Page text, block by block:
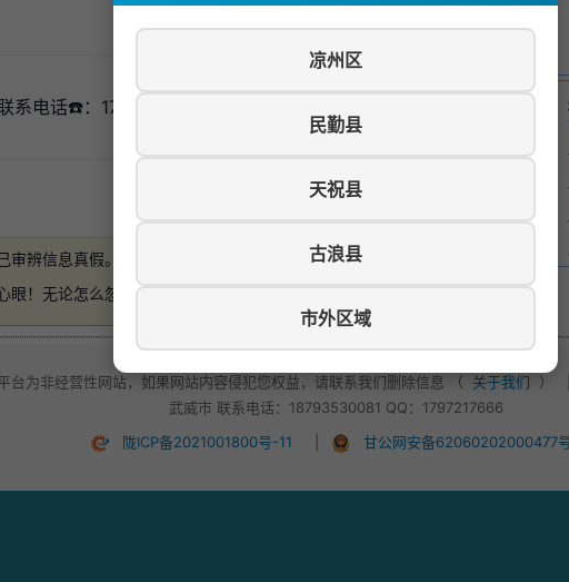
凉州区
民勤县
天祝县
古浪县
市外区域
发布时间：2026-03-31 12:17:16
系电话☎️：17326369204
辨信息真假。
眼！无论怎么忽悠，不要轻易付款！
台为非经营性网站，如果网站内容侵犯您权益，请联系我们删除信息 （ 关于我们 ）
武威市 联系电话：18793530081 QQ：1797217666
陇ICP备2021001800号-11
甘公网安备62060202000477